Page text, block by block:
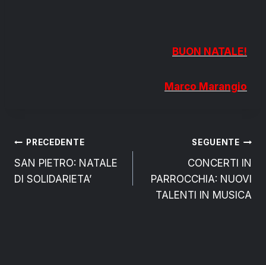
BUON NATALE!
Marco Marangio
Navigazione
articoli
PRECEDENTE
SAN PIETRO: NATALE
DI SOLIDARIETA’
SEGUENTE
CONCERTI IN
PARROCCHIA: NUOVI
TALENTI IN MUSICA